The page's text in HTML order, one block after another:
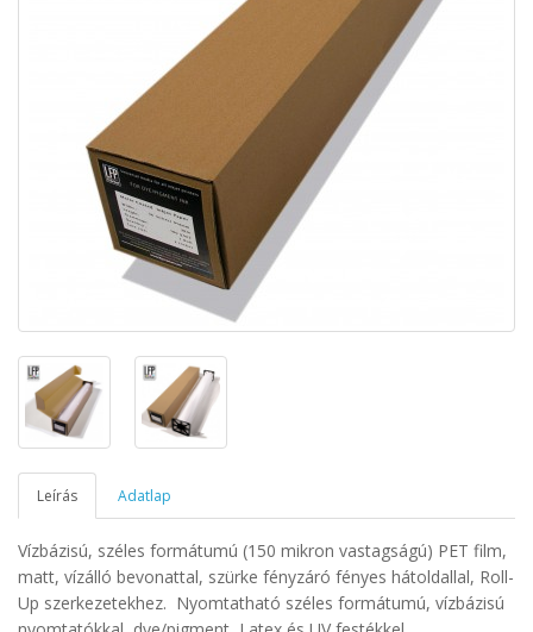
Leírás Adatlap
Vízbázisú, széles formátumú (150 mikron vastagságú) PET film,
matt, vízálló bevonattal, szürke fényzáró fényes hátoldallal, Roll-
Up szerkezetekhez. Nyomtatható széles formátumú, vízbázisú